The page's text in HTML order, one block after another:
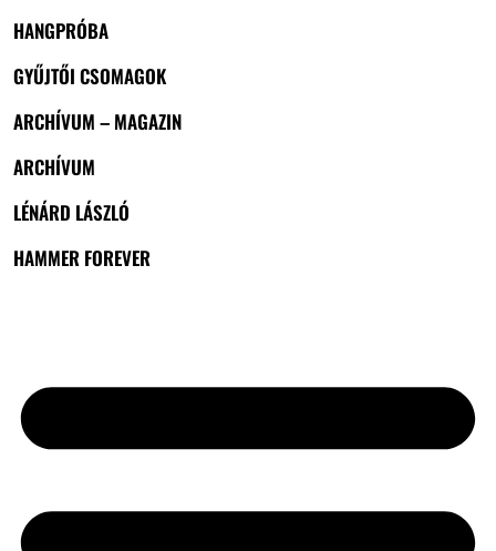
HANGPRÓBA
GYŰJTŐI CSOMAGOK
ARCHÍVUM – MAGAZIN
ARCHÍVUM
LÉNÁRD LÁSZLÓ
HAMMER FOREVER